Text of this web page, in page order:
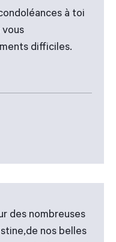
à toi
difficiles.
des nombreuses
nos belles